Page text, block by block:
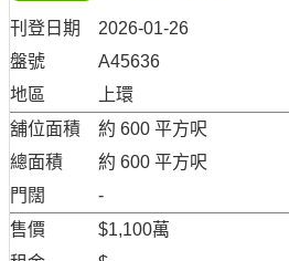
刊登日期
2026-01-26
盤號
A45636
地區
上環
舖位面積
約 600 平方呎
總面積
約 600 平方呎
門闊
-
售價
$1,100萬